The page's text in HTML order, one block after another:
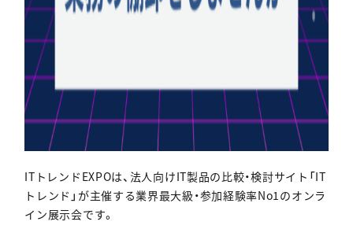
ITトレンドEXPOは、法人向けIT製品の比較・検討サイト「IT
トレンド」が主催する業界最大級・参加経験率No1のオンラ
イン展示会です。